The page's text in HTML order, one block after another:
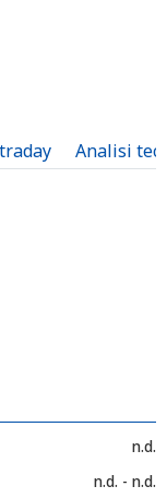
Analisi
n.d.
n.d. - n.d.